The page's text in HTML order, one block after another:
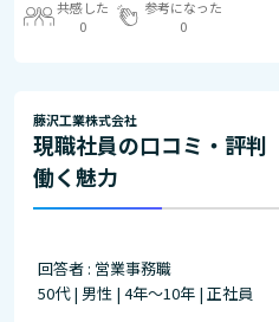
共感した
0
参考になった
0
藤沢工業株式会社
現職社員の口コミ・評判
働く魅力
回答者 : 営業事務職
50代 | 男性 | 4年～10年 | 正社員